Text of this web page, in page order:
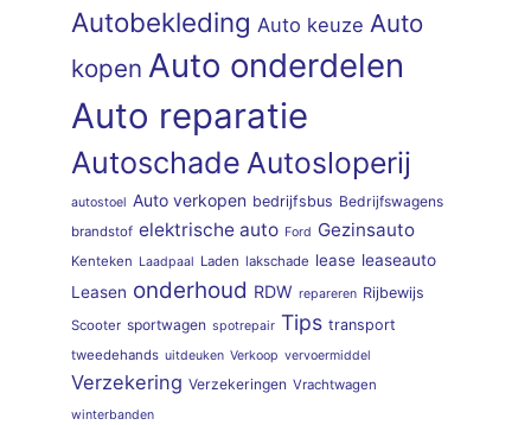
Autobekleding Auto keuze Auto
kopen Auto onderdelen
Auto reparatie
Autoschade Autosloperij
autostoel Auto verkopen bedrijfsbus Bedrijfswagens
brandstof elektrische auto Ford Gezinsauto
Kenteken Laadpaal Laden lakschade lease leaseauto
Leasen onderhoud RDW repareren Rijbewijs
Scooter sportwagen spotrepair Tips transport
tweedehands uitdeuken Verkoop vervoermiddel
Verzekering Verzekeringen Vrachtwagen
winterbanden